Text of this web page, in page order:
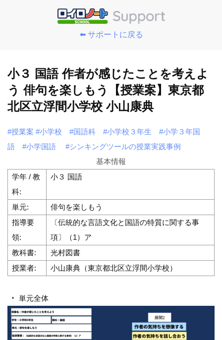
⬅️ サポートに戻る
小３ 国語 作者が感じたことを考えよ
う 俳句を楽しもう【授業案】東京都
北区立浮間小学校 小山康典
#授業案 #小学校 #国語科 #小学校３年生
#小学３年国
語
#小学国語
#シンキングツールの授業実践事例
基本情報
学年 / 教
科:
小３ 国語
単元:
俳句を楽しもう
指導要
領:
〔伝統的な言語文化と国語の特質に関する事
項〕（1）ア
教科書:
光村図書
授業者:
小山康典（東京都北区立浮間小学校）
単元全体